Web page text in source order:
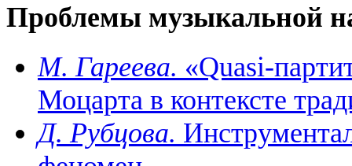
Проблемы музыкальной
М. Гареева. «Quasi-
Моцарта в контексте
Д. Рубцова.